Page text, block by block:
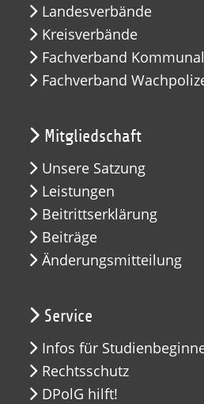
Landesverbände
Kreisverbände
Fachverband
Fachverband
Mitgliedschaft
Unsere Satzung
Leistungen
Beitrittserklärung
Beiträge
Änderungsmitteilung
Service
Infos für
Rechtsschutz
DPolG hilft!